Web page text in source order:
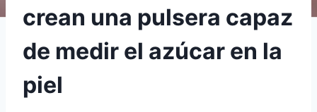
crean una pulsera capaz
de medir el azúcar en la
piel